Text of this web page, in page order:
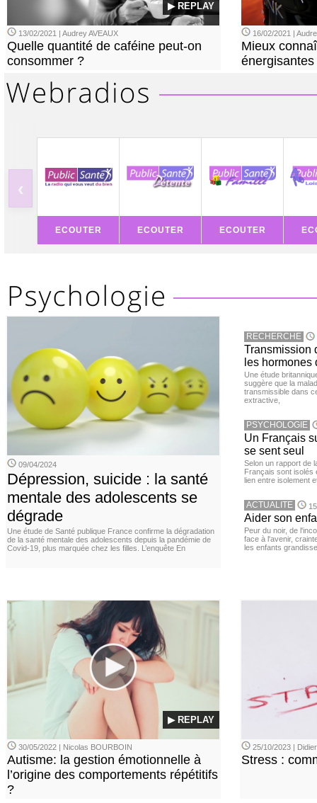
▶ REPLAY
13/02/2021 | Audrey AVEAUX
Quelle quantité de caféine peut-on
consommer ?
16/02/2021 |
Mieux
énergisantes
‹
ECOUTER ECOUTER ECOUTER
09/04/2024
Dépression, suicide : la santé
mentale des adolescents se
dégrade
Une étude de Santé publique France confirme la dégradation
de la santé mentale des adolescents depuis la pandémie de
Covid-19, plus marquée chez les filles. L’enquête En
RECHERCHE
Transmission
les hormones
Une étude
suggère que la
transmissible dans
extractive,
PSYCHOLOGIE
Un Français
se sent seul
Selon un rapport de
Français sont isolés
lien entre isolement
ACTUALITE
Aider son
Peur du noir, de
face à l'avenir,
les enfants
▶ REPLAY
30/05/2022 | Nicolas BOURBOIN
Autisme: la gestion émotionnelle à
l’origine des comportements répétitifs
?
25/10/2023 |
Stress :